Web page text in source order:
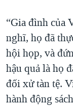
“Gia đình của
nghĩ, họ đã
hội họp, và
hậu quả là họ
đối xử tàn tệ.
hành động